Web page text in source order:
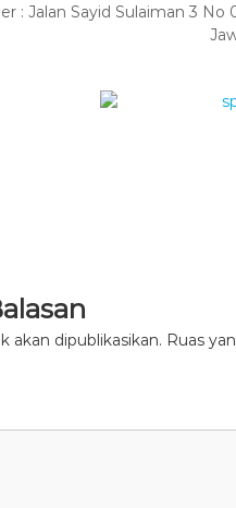
: Jalan Sayid Sulaiman 3
akan dipublikasikan. Ruas